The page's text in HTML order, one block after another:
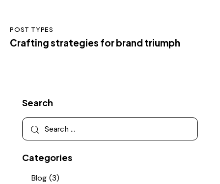
Player
POST TYPES
Crafting strategies for brand triumph
Search
Categories
Blog (3)